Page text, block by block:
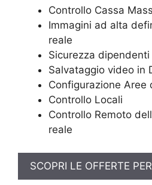
Controllo Cassa
Immagini ad alta
reale
Sicurezza dipendenti
Salvataggio video in
Configurazione Aree
Controllo Locali
Controllo Remoto
reale
SCOPRI LE OFFERTE